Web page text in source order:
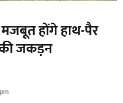
होंगे हाथ-पैर
जकड़न